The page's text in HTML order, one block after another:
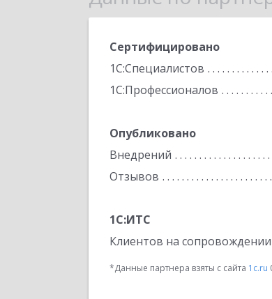
Сертифицировано
1С:Специалистов
1С:Профессионалов
Опубликовано
Внедрений
Отзывов
1С:ИТС
Клиентов на сопровождении
*Данные партнера взяты с сайта 1c.ru